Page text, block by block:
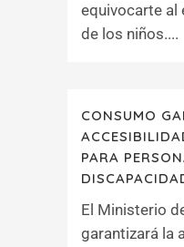
equivocarte al
de los niños....
CONSUMO
PARA
El Ministerio
garantizará la